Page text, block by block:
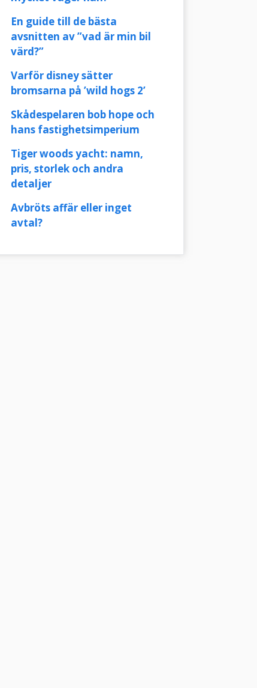
En guide till de bästa
avsnitten av ”vad är min bil
värd?”
Varför disney sätter
bromsarna på ’wild hogs 2’
Skådespelaren bob hope och
hans fastighetsimperium
Tiger woods yacht: namn,
pris, storlek och andra
detaljer
Avbröts affär eller inget
avtal?